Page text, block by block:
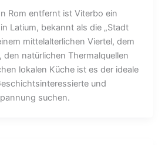
Rom entfernt ist Viterbo ein
Latium, bekannt als die „Stadt
mittelalterlichen Viertel, dem
den natürlichen Thermalquellen
lokalen Küche ist es der ideale
und
suchen.